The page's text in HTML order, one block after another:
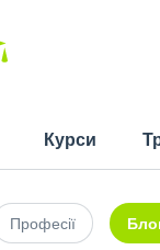
Курси
Професії